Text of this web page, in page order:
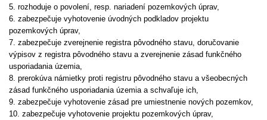
5. rozhoduje o povolení, resp. nariadení pozemkových úprav,
6. zabezpečuje vyhotovenie úvodných podkladov projektu
pozemkových úprav,
7. zabezpečuje zverejnenie registra pôvodného stavu, doručovanie
výpisov z registra pôvodného stavu a zverejnenie zásad funkčného
usporiadania územia,
8. prerokúva námietky proti registru pôvodného stavu a všeobecných
zásad funkčného usporiadania územia a schvaľuje ich,
9. zabezpečuje vyhotovenie zásad pre umiestnenie nových pozemkov,
10. zabezpečuje vyhotovenie projektu pozemkových úprav,